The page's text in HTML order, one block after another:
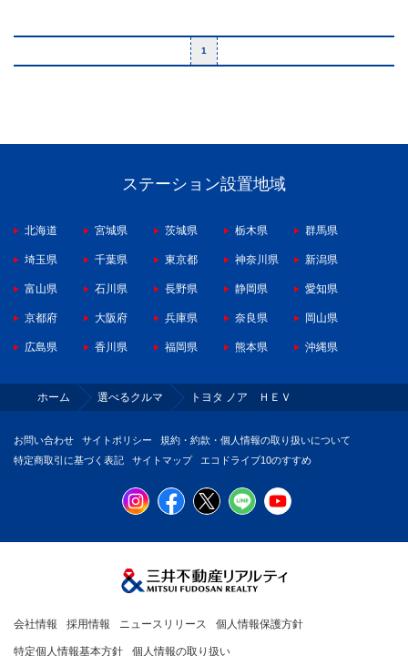
1
ステーション設置地域
北海道 宮城県 茨城県 栃木県 群馬県
埼玉県 千葉県 東京都 神奈川県 新潟県
富山県 石川県 長野県 静岡県 愛知県
京都府 大阪府 兵庫県 奈良県 岡山県
広島県 香川県 福岡県 熊本県 沖縄県
ホーム 選べるクルマ トヨタ ノア ＨＥＶ
お問い合わせ サイトポリシー
規約・約款・個人情報の取り扱いについて
特定商取引に基づく表記
サイトマップ エコドライブ10のすすめ
会社情報 採用情報 ニュースリリース 個人情報保護方針
特定個人情報基本方針 個人情報の取り扱い